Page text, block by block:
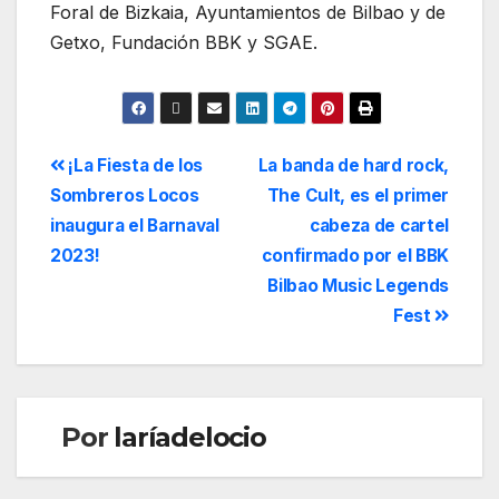
Foral de Bizkaia, Ayuntamientos de Bilbao y de
Getxo, Fundación BBK y SGAE.
La banda de hard rock,
The Cult, es el primer
cabeza de cartel
confirmado por el BBK
Bilbao Music Legends
Fest
¡La Fiesta de los
Sombreros Locos
inaugura el Barnaval
2023!
Por laríadelocio